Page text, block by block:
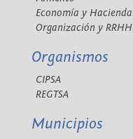
Economía y Hacienda
Organización y RRHH
Organismos
CIPSA
REGTSA
Municipios